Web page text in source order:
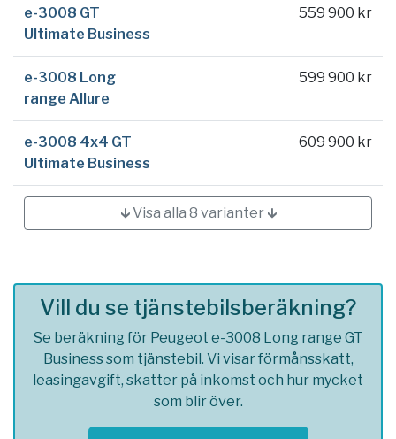
e-3008 GT
Ultimate Business
559 900 kr
e-3008 Long
range Allure
599 900 kr
e-3008 4x4 GT
Ultimate Business
609 900 kr
🡳 Visa alla 8 varianter 🡳
Vill du se tjänstebilsberäkning?
Se beräkning för Peugeot e-3008 Long range GT
Business som tjänstebil. Vi visar förmånsskatt,
leasingavgift, skatter på inkomst och hur mycket
som blir över.